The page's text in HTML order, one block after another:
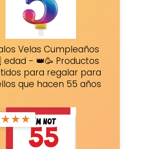
Velas Cumpleaños
edad - 👑🥳 Productos
para regalar para
que hacen 55 años
★★★